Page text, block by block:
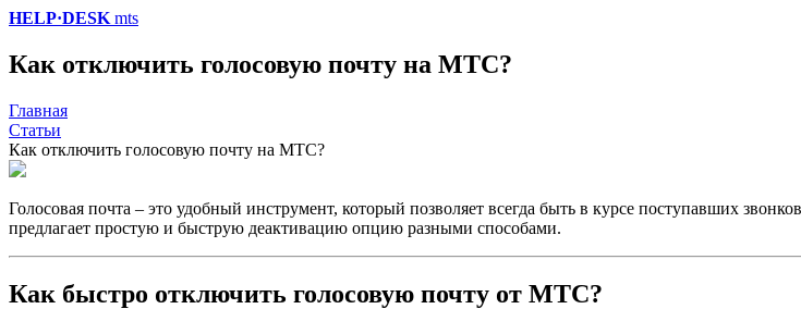
HELP·DESK mts
Как отключить голосовую почту на МТС?
Главная
Статьи
Как отключить голосовую почту на МТС?
Голосовая почта – это удобный инструмент, который позволяет всегда быть в курсе поступавших
предлагает простую и быструю деактивацию опцию разными способами.
Как быстро отключить голосовую почту от МТС?